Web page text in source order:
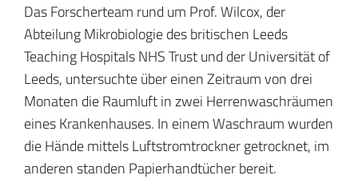
Das Forscherteam rund um Prof. Wilcox, der
Abteilung Mikrobiologie des britischen Leeds
Teaching Hospitals NHS Trust und der Universität of
Leeds, untersuchte über einen Zeitraum von drei
Monaten die Raumluft in zwei Herrenwaschräumen
eines Krankenhauses. In einem Waschraum wurden
die Hände mittels Luftstromtrockner getrocknet, im
anderen standen Papierhandtücher bereit.